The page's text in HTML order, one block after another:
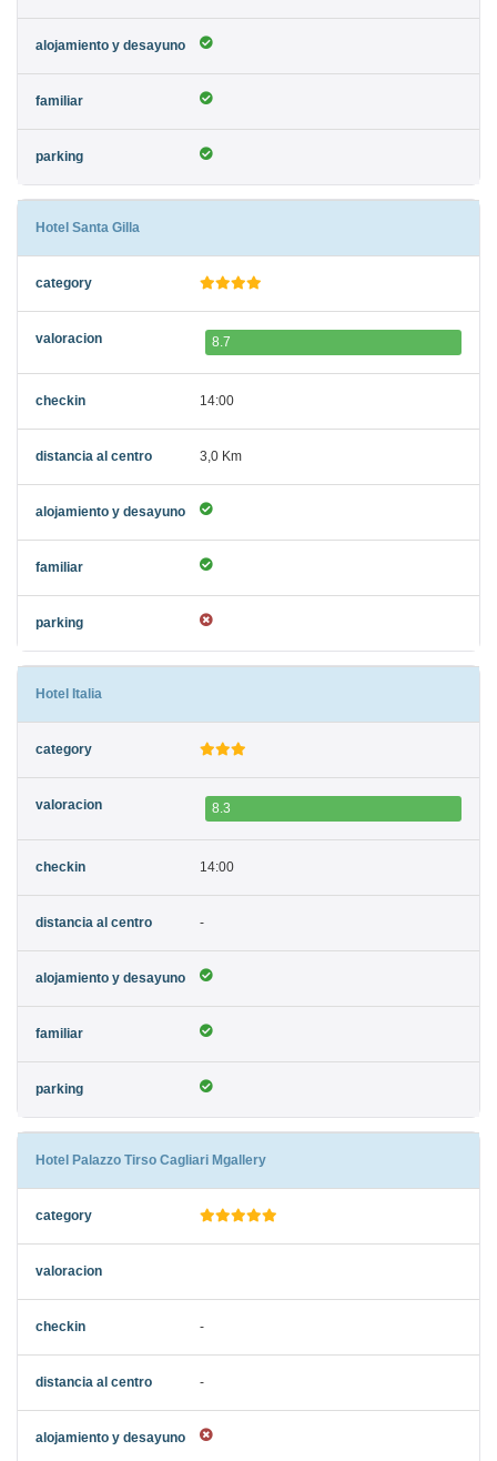
Hotel Santa Gilla
8.7
14:00
3,0 Km
Hotel Italia
8.3
14:00
-
Hotel Palazzo Tirso Cagliari Mgallery
-
-